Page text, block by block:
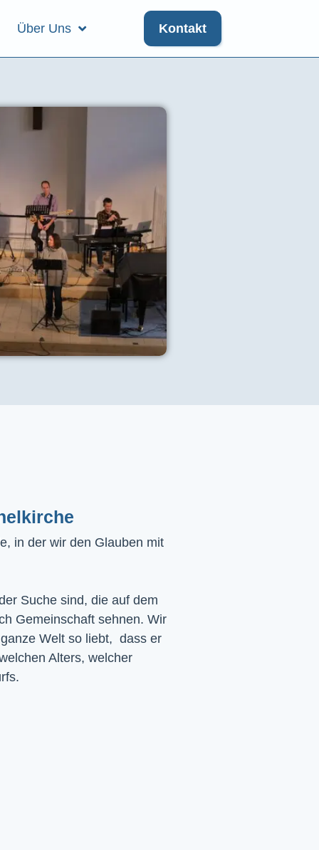
Über Uns Kontakt
in der wir den Glauben mit
Suche sind, die auf dem
Gemeinschaft sehnen. Wir
Welt so liebt, dass er
Alters, welcher